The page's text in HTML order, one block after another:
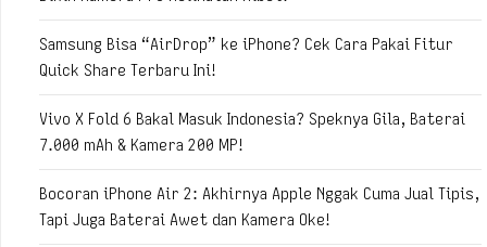
Samsung Bisa “AirDrop” ke iPhone? Cek Cara Pakai Fitur
Quick Share Terbaru Ini!
Vivo X Fold 6 Bakal Masuk Indonesia? Speknya Gila, Baterai
7.000 mAh & Kamera 200 MP!
Bocoran iPhone Air 2: Akhirnya Apple Nggak Cuma Jual Tipis,
Tapi Juga Baterai Awet dan Kamera Oke!